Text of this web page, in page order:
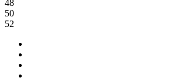
48
50
52